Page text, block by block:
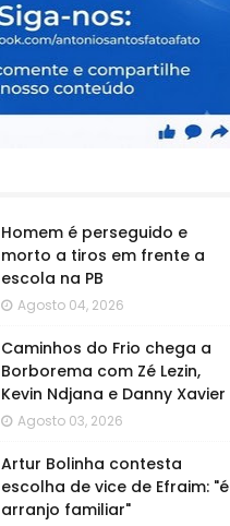
Homem é perseguido e
morto a tiros em frente a
escola na PB
Agosto 04, 2026
Caminhos do Frio chega a
Borborema com Zé Lezin,
Kevin Ndjana e Danny Xavier
Agosto 03, 2026
Artur Bolinha contesta
escolha de vice de Efraim: "é
arranjo familiar"